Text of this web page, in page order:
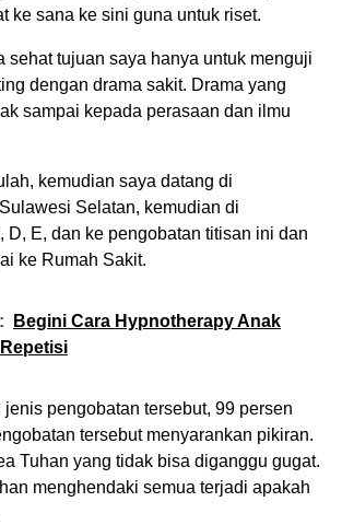
ke sana ke sini guna untuk riset.
sehat tujuan saya hanya untuk menguji
dengan drama sakit. Drama yang
sampai kepada perasaan dan ilmu
kemudian saya datang di
Selatan, kemudian di
D, E, dan ke pengobatan titisan ini dan
ke Rumah Sakit.
Begini Cara Hypnotherapy Anak
pengobatan tersebut, 99 persen
tersebut menyarankan pikiran.
Tuhan yang tidak bisa diganggu gugat.
menghendaki semua terjadi apakah